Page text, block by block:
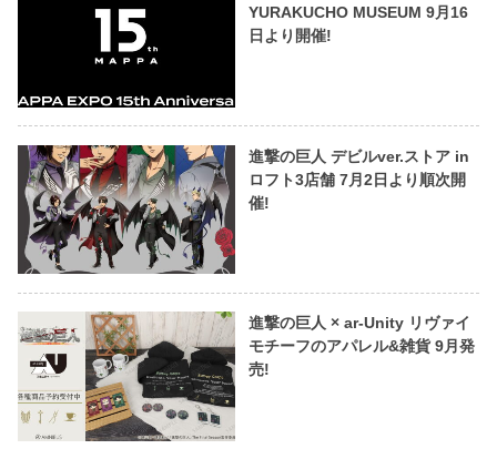
YURAKUCHO MUSEUM 9月16
日より開催!
進撃の巨人 デビルver.ストア in
ロフト3店舗 7月2日より順次開
催!
進撃の巨人 × ar-Unity リヴァイ
モチーフのアパレル&雑貨 9月発
売!